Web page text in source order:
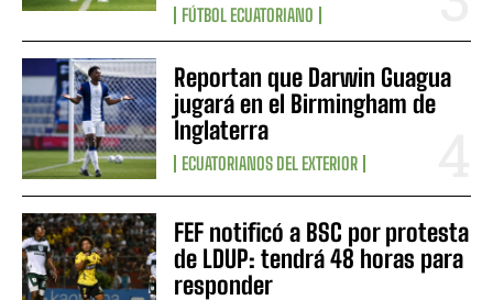
FÚTBOL ECUATORIANO
Reportan que Darwin Guagua
jugará en el Birmingham de
Inglaterra
ECUATORIANOS DEL EXTERIOR
FEF notificó a BSC por protesta
de LDUP: tendrá 48 horas para
responder